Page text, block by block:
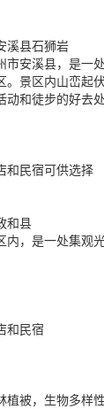
溪县石狮岩
市安溪县，是一
。景区内山峦起
和徒步的好去处
和民宿可供选择
和县
内，是一处集观
和民宿
植被，生物多样